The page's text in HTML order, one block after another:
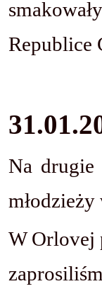
Republice
Na drugie
W Orlovej